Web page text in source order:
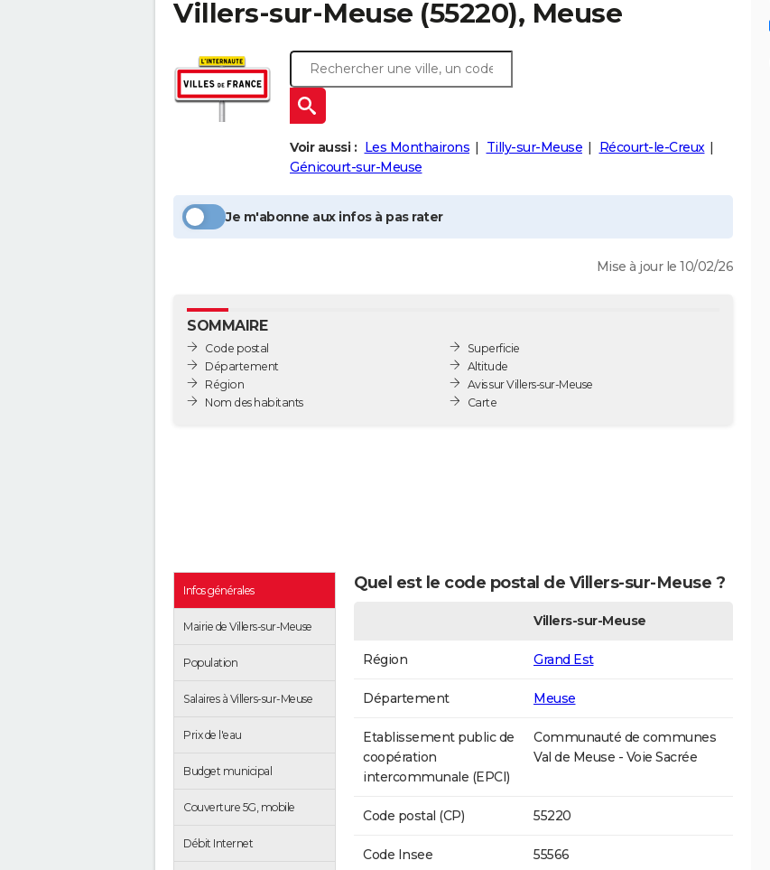
Villers-sur-Meuse (55220), Meuse
Voir aussi : Les Monthairons Tilly-sur-Meuse
Récourt-le-Creux
Génicourt-sur-Meuse
Je m'abonne aux infos à pas rater
Mise à jour le 10/02/26
SOMMAIRE
Code postal
Département
Région
Nom des habitants
Superficie
Altitude
Avis sur Villers-sur-Meuse
Carte
Infos générales
Mairie de Villers-sur-Meuse
Population
Salaires à Villers-sur-Meuse
Prix de l'eau
Budget municipal
Couverture 5G, mobile
Débit Internet
Quel est le code postal de Villers-sur-Meuse ?
Villers-sur-Meuse
Région Grand Est
Département Meuse
Etablissement public de
coopération
intercommunale (EPCI)
Communauté de communes
Val de Meuse - Voie Sacrée
Code postal (CP) 55220
Code Insee 55566